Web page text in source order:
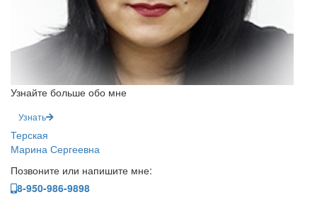
Узнайте больше обо мне
Узнать
Терская
Марина Сергеевна
Позвоните или напишите мне:
8-950-986-9898